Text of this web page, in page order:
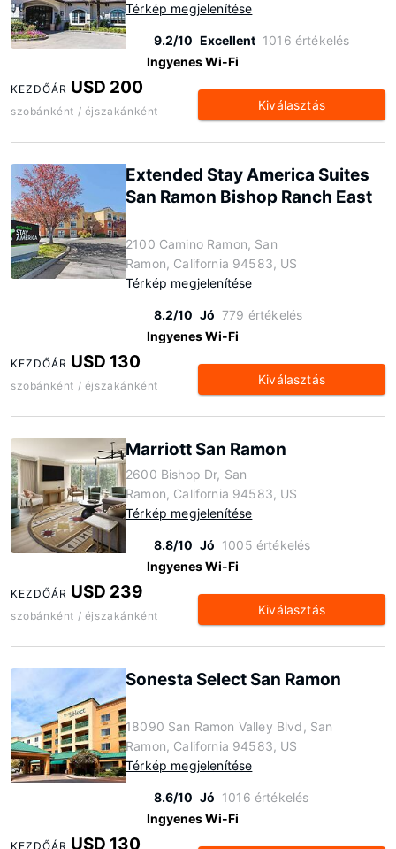
Térkép megjelenítése
9.2/10 Excellent 1016 értékelés
Ingyenes Wi-Fi
KEZDŐÁR USD 200
szobánként / éjszakánként Kiválasztás
Extended Stay America Suites
San Ramon Bishop Ranch East
2100 Camino Ramon, San
Ramon, California 94583, US
Térkép megjelenítése
8.2/10 Jó 779 értékelés
Ingyenes Wi-Fi
KEZDŐÁR USD 130
szobánként / éjszakánként Kiválasztás
Marriott San Ramon
2600 Bishop Dr, San
Ramon, California 94583, US
Térkép megjelenítése
8.8/10 Jó 1005 értékelés
Ingyenes Wi-Fi
KEZDŐÁR USD 239
szobánként / éjszakánként Kiválasztás
Sonesta Select San Ramon
18090 San Ramon Valley Blvd, San
Ramon, California 94583, US
Térkép megjelenítése
8.6/10 Jó 1016 értékelés
Ingyenes Wi-Fi
KEZDŐÁR USD 130